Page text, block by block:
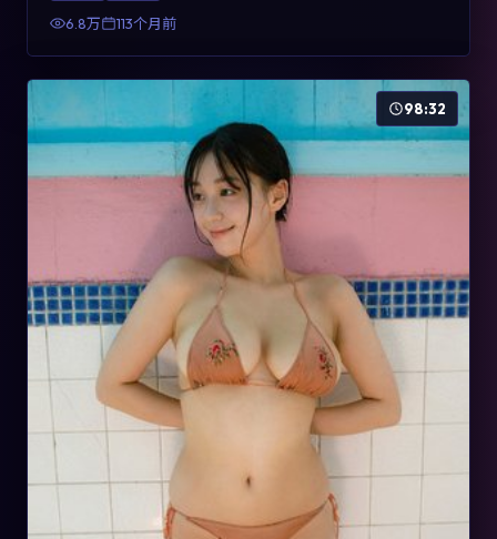
有检索与收藏价值。
6.8万 113个月前
98:32